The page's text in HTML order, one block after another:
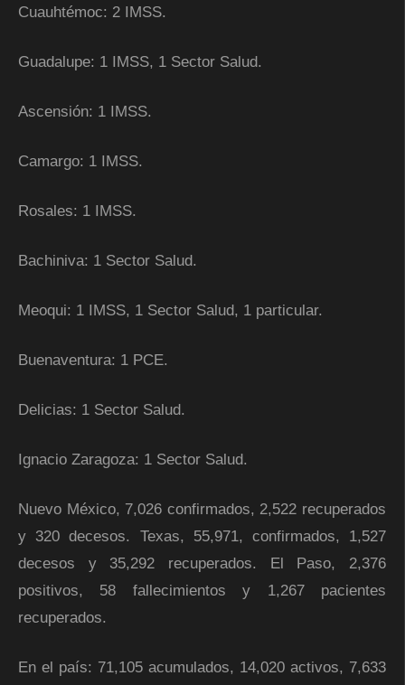
Cuauhtémoc: 2 IMSS.
Guadalupe: 1 IMSS, 1 Sector Salud.
Ascensión: 1 IMSS.
Camargo: 1 IMSS.
Rosales: 1 IMSS.
Bachiniva: 1 Sector Salud.
Meoqui: 1 IMSS, 1 Sector Salud, 1 particular.
Buenaventura: 1 PCE.
Delicias: 1 Sector Salud.
Ignacio Zaragoza: 1 Sector Salud.
Nuevo México, 7,026 confirmados, 2,522 recuperados
y 320 decesos. Texas, 55,971, confirmados, 1,527
decesos y 35,292 recuperados. El Paso, 2,376
positivos, 58 fallecimientos y 1,267 pacientes
recuperados.
En el país: 71,105 acumulados, 14,020 activos, 7,633